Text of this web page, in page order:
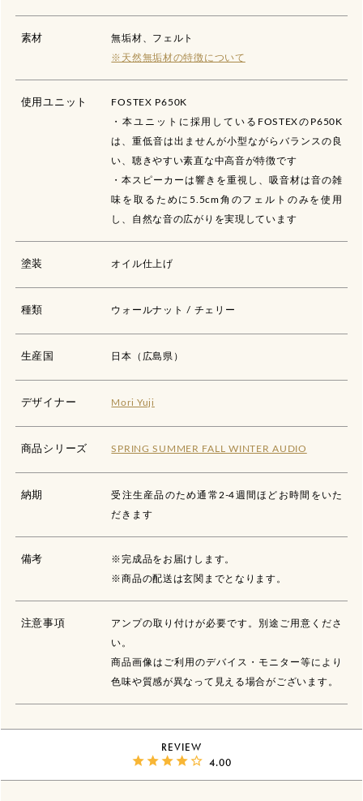
素材
無垢材、フェルト
※天然無垢材の特徴について
使用ユニット
FOSTEX P650K
・本ユニットに採用しているFOSTEXのP650K
は、重低音は出ませんが小型ながらバランスの良
い、聴きやすい素直な中高音が特徴です
・本スピーカーは響きを重視し、吸音材は音の雑
味を取るために5.5cm角のフェルトのみを使用
し、自然な音の広がりを実現しています
塗装 オイル仕上げ
種類 ウォールナット / チェリー
生産国 日本（広島県）
デザイナー Mori Yuji
商品シリーズ SPRING SUMMER FALL WINTER AUDIO
納期
受注生産品のため通常2-4週間ほどお時間をいた
だきます
備考
※完成品をお届けします。
※商品の配送は玄関までとなります。
注意事項
アンプの取り付けが必要です。別途ご用意くださ
い。
商品画像はご利用のデバイス・モニター等により
色味や質感が異なって見える場合がございます。
REVIEW
4.00